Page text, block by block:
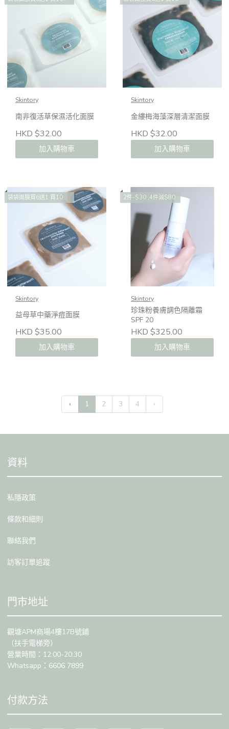
Skintory
南非復活草保濕活化面膜
HKD $32.00
加入購物車
Skintory
金縷梅海藻深層清潔面膜
HKD $32.00
加入購物車
袋袋面膜買6送1 買10送2 買14送4
Skintory
益母草中藥淨痘面膜
HKD $35.00
加入購物車
2件-$30 ,4件減$80
Skintory
珍珠粉養膚調色隔離霜
SPF 20
HKD $325.00
加入購物車
‹ 1 2 3 4 ›
資料
私隱政策
條款和細則
聯絡我們
訪客訂單追蹤
門市地址
觀塘APM商場4樓17B號鋪
（扶手電梯旁）
營業時間：12:00-20:30
Whatsapp：6606 7899
付款方法